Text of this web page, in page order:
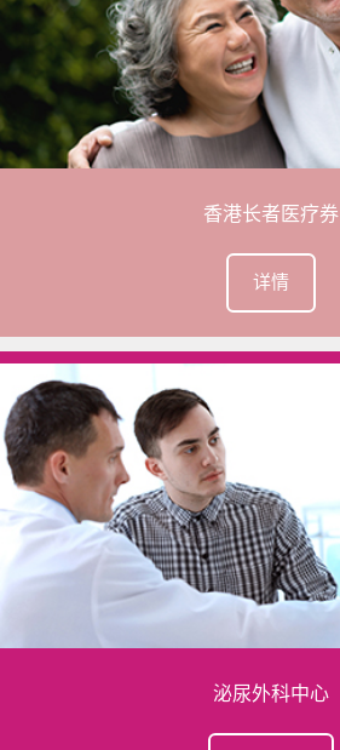
24小时香港客服热线
+852 5801 1515
香港长者医疗券
详情
泌尿外科中心